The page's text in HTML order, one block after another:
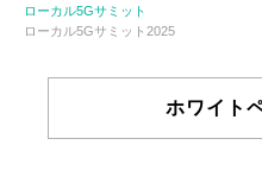
ローカル5Gサミット
ローカル5Gサミット2025
ホワイト